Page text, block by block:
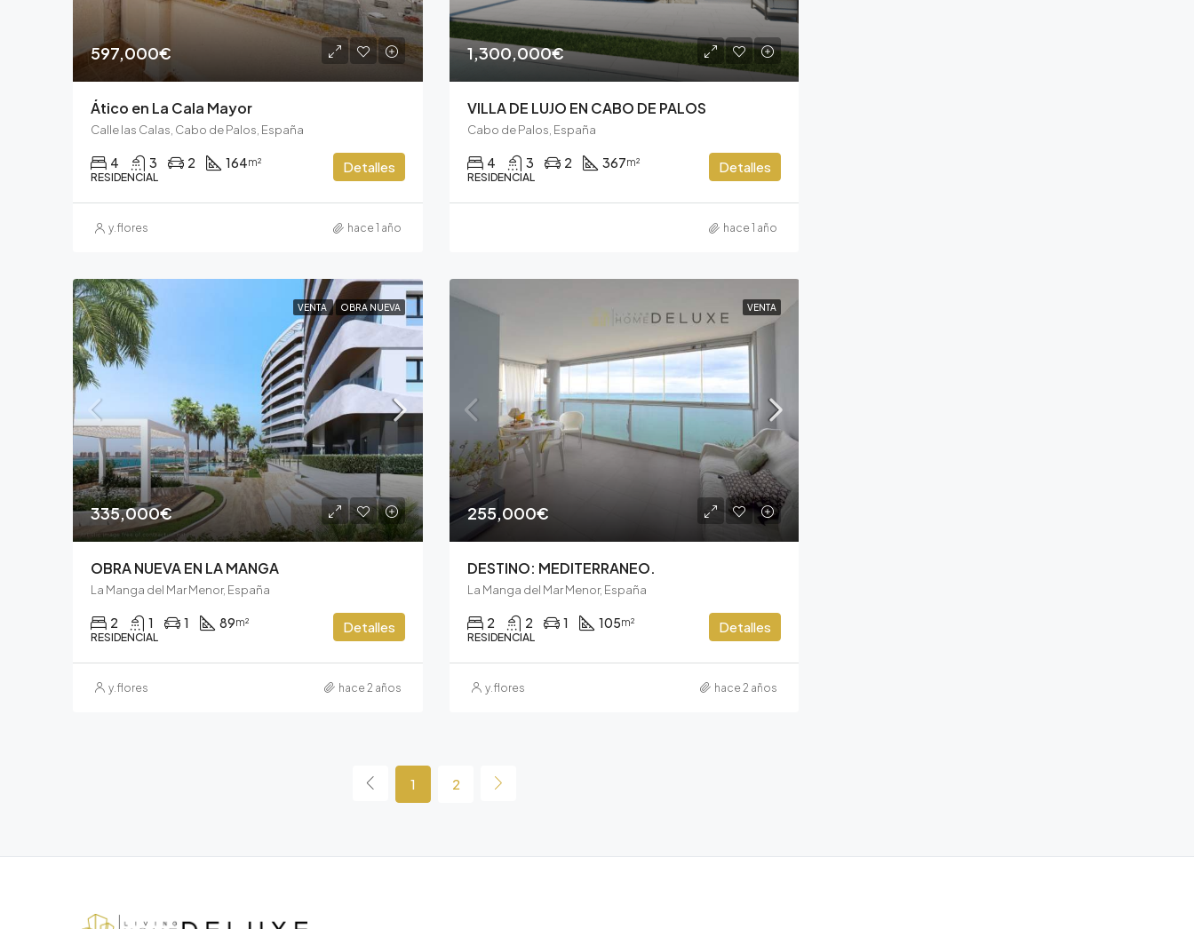
597,000€
Ático en La Cala Mayor
Calle las Calas, Cabo de Palos, España
4 3 2 164m²
RESIDENCIAL
Detalles
y.flores hace 1 año
1,300,000€
VILLA DE LUJO EN CABO DE PALOS
Cabo de Palos, España
4 3 2 367m²
RESIDENCIAL
Detalles
hace 1 año
VENTA OBRA NUEVA
335,000€
OBRA NUEVA EN LA MANGA
La Manga del Mar Menor, España
2 1 1 89m²
RESIDENCIAL
Detalles
y.flores hace 2 años
VENTA
255,000€
DESTINO: MEDITERRANEO.
La Manga del Mar Menor, España
2 2 1 105m²
RESIDENCIAL
Detalles
y.flores hace 2 años
1 2